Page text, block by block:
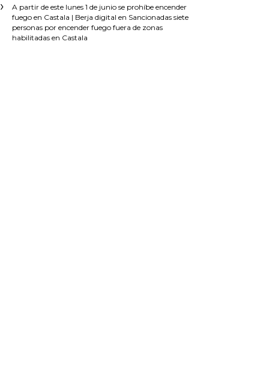
A partir de este lunes 1 de junio se prohíbe encender
fuego en Castala | Berja digital en Sancionadas siete
personas por encender fuego fuera de zonas
habilitadas en Castala